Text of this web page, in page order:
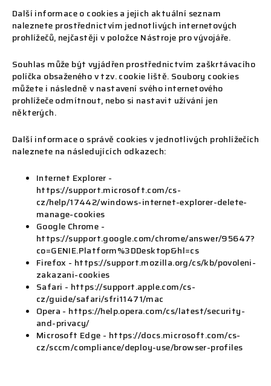
Další informace o cookies a jejich aktuální seznam
naleznete prostřednictvím jednotlivých internetových
prohlížečů, nejčastěji v položce Nástroje pro vývojáře.
Souhlas může být vyjádřen prostřednictvím zaškrtávacího
políčka obsaženého v tzv. cookie liště. Soubory cookies
můžete i následně v nastavení svého internetového
prohlížeče odmítnout, nebo si nastavit užívání jen
některých.
Další informace o správě cookies v jednotlivých prohlížečích
naleznete na následujících odkazech:
Internet Explorer -
https://support.microsoft.com/cs-
cz/help/17442/windows-internet-explorer-delete-
manage-cookies
Google Chrome -
https://support.google.com/chrome/answer/95647?
co=GENIE.Platform%3DDesktop&hl=cs
Firefox - https://support.mozilla.org/cs/kb/povoleni-
zakazani-cookies
Safari - https://support.apple.com/cs-
cz/guide/safari/sfri11471/mac
Opera - https://help.opera.com/cs/latest/security-
and-privacy/
Microsoft Edge - https://docs.microsoft.com/cs-
cz/sccm/compliance/deploy-use/browser-profiles